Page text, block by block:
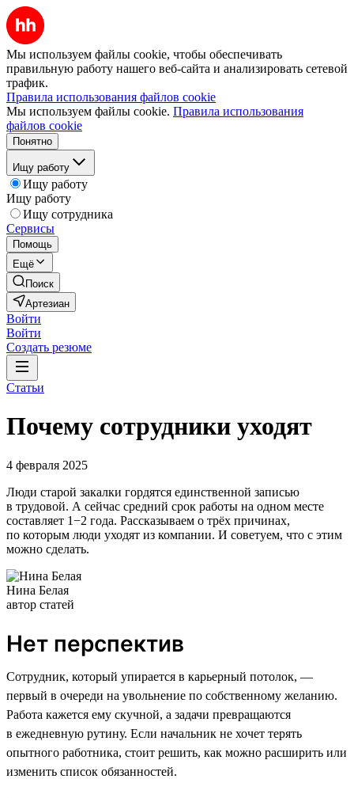
Мы используем файлы cookie, чтобы обеспечивать
правильную работу нашего веб-сайта и анализировать сетевой
трафик.
Правила использования файлов cookie
Мы используем файлы cookie. Правила использования
файлов cookie
Понятно
Ищу работу
Ищу работу
Ищу работу
Ищу сотрудника
Сервисы
Помощь
Ещё
Поиск
Артезиан
Войти
Войти
Создать резюме
Статьи
Почему сотрудники уходят
4 февраля 2025
Люди старой закалки гордятся единственной записью
в трудовой. А сейчас средний срок работы на одном месте
составляет 1−2 года. Рассказываем о трёх причинах,
по которым люди уходят из компании. И советуем, что с этим
можно сделать.
Нина Белая
автор статей
Нет перспектив
Сотрудник, который упирается в карьерный потолок, —
первый в очереди на увольнение по собственному желанию.
Работа кажется ему скучной, а задачи превращаются
в ежедневную рутину. Если начальник не хочет терять
опытного работника, стоит решить, как можно расширить или
изменить список обязанностей.